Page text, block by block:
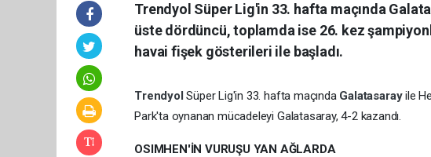
Trendyol Süper Lig'in 33. hafta maçında
üste dördüncü, toplamda ise 26. kez
havai fişek gösterileri ile başladı.
TrendyolSüper Lig'in 33. hafta maçında Galatasarayile
Park'ta oynanan mücadeleyi Galatasaray, 4-2 kazandı.
OSIMHEN'İN VURUŞU YAN AĞLARDA